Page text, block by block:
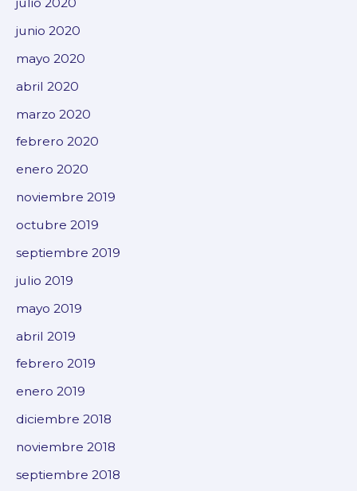
junio 2020
mayo 2020
abril 2020
marzo 2020
febrero 2020
enero 2020
noviembre 2019
octubre 2019
septiembre 2019
julio 2019
mayo 2019
abril 2019
febrero 2019
enero 2019
diciembre 2018
noviembre 2018
septiembre 2018